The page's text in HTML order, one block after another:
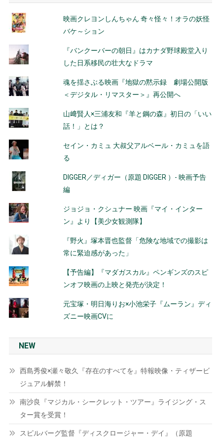
映画クレヨンしんちゃん 奇々怪々！オラの妖怪
バケ～ション
『バンクーバーの朝日』はカナダ野球殿堂入り
した日系移民の壮大なドラマ
魂を揺さぶる映画『地獄の黙示録 劇場公開版
＜デジタル・リマスター＞』再公開へ
山﨑賢人×三浦友和『羊と鋼の森』初日の「いい
話！」とは？
セイン・カミュ 大叔父アルベール・カミュを語
る
DIGGER／ディガー（原題 DIGGER ）- 映画予告
編
ジョジョ・クシュナー 映画『マイ・インター
ン』より【美少女観測隊】
『野火』塚本晋也監督「危険な地域での撮影は
常に緊迫感があった」
【予告編】『マダガスカル』ペンギンズのスピ
ンオフ映画の上映と発売が決定！
元宝塚・明日海りお×小池栄子『ムーラン』ディ
ズニー映画CVに
NEW
西島秀俊×瀬々敬久『存在のすべてを』特報映像・ティザービ
ジュアル解禁！
南沙良『マジカル・シークレット・ツアー』ライジング・ス
ター賞を受賞！
スピルバーグ監督『ディスクロージャー・デイ』（原題